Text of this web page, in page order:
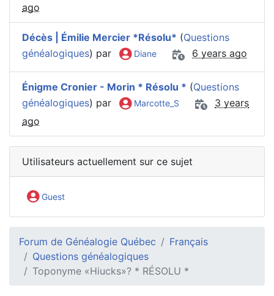
ago
Décès | Émilie Mercier *Résolu* (Questions
généalogiques) par Diane 6 years ago
Énigme Cronier - Morin * Résolu * (Questions
généalogiques) par Marcotte_S
3 years
ago
Utilisateurs actuellement sur ce sujet
Guest
Forum de Généalogie Québec
Français
Questions généalogiques
Toponyme «Hiucks»? * RÉSOLU *